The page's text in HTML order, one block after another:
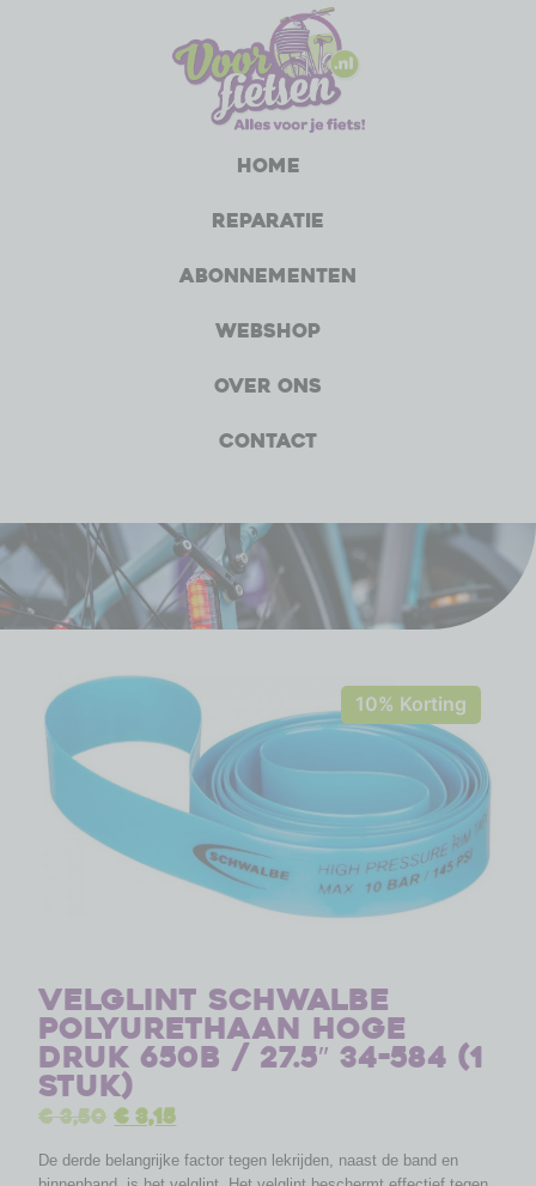
Home
Reparatie
Abonnementen
Webshop
Over ons
Contact
10% Korting
Velglint Schwalbe
Polyurethaan hoge
druk 650B / 27.5″ 34-584 (1
stuk)
€3,50 €3,15
De derde belangrijke factor tegen lekrijden, naast de band en